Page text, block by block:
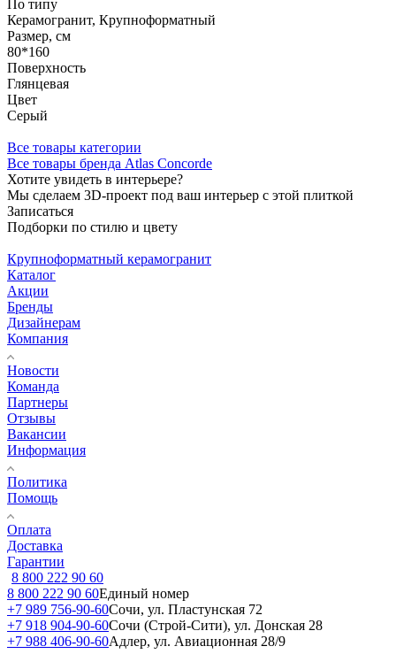
По типу
Керамогранит, Крупноформатный
Размер, см
80*160
Поверхность
Глянцевая
Цвет
Серый
Все товары категории
Все товары бренда Atlas Concorde
Хотите увидеть в интерьере?
Мы сделаем 3D-проект под ваш интерьер с этой плиткой
Записаться
Подборки по стилю и цвету
Крупноформатный керамогранит
Каталог
Акции
Бренды
Дизайнерам
Компания
Новости
Команда
Партнеры
Отзывы
Вакансии
Информация
Политика
Помощь
Оплата
Доставка
Гарантии
8 800 222 90 60
8 800 222 90 60Единый номер
+7 989 756-90-60Сочи, ул. Пластунская 72
+7 918 904-90-60Сочи (Строй-Сити), ул. Донская 28
+7 988 406-90-60Адлер, ул. Авиационная 28/9